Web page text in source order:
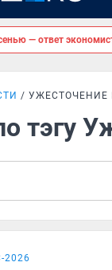
— ответ
тэгу
2026